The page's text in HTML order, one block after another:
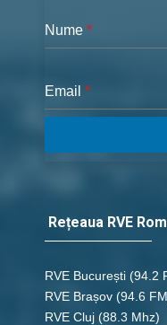
Nume *
Email *
Rețeaua RVE
RVE București (94.2
RVE Brașov (94.6
RVE Cluj (88.3 Mhz)